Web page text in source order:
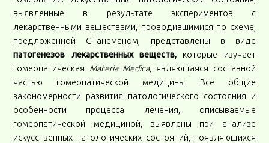
выявленные в результате экспериментов с
лекарственными веществами, проводившимися по схеме,
предложенной С.Ганеманом, представлены в виде
патогенезов лекарственных веществ, которые изучает
гомеопатическая Мateria Мedica, являющаяся составной
частью гомеопатической медицины. Все общие
закономерности развития патологического состояния и
особенности процесса лечения, описываемые
гомеопатической медициной, выявлены при анализе
искусственных патологических состояний, появляющихся